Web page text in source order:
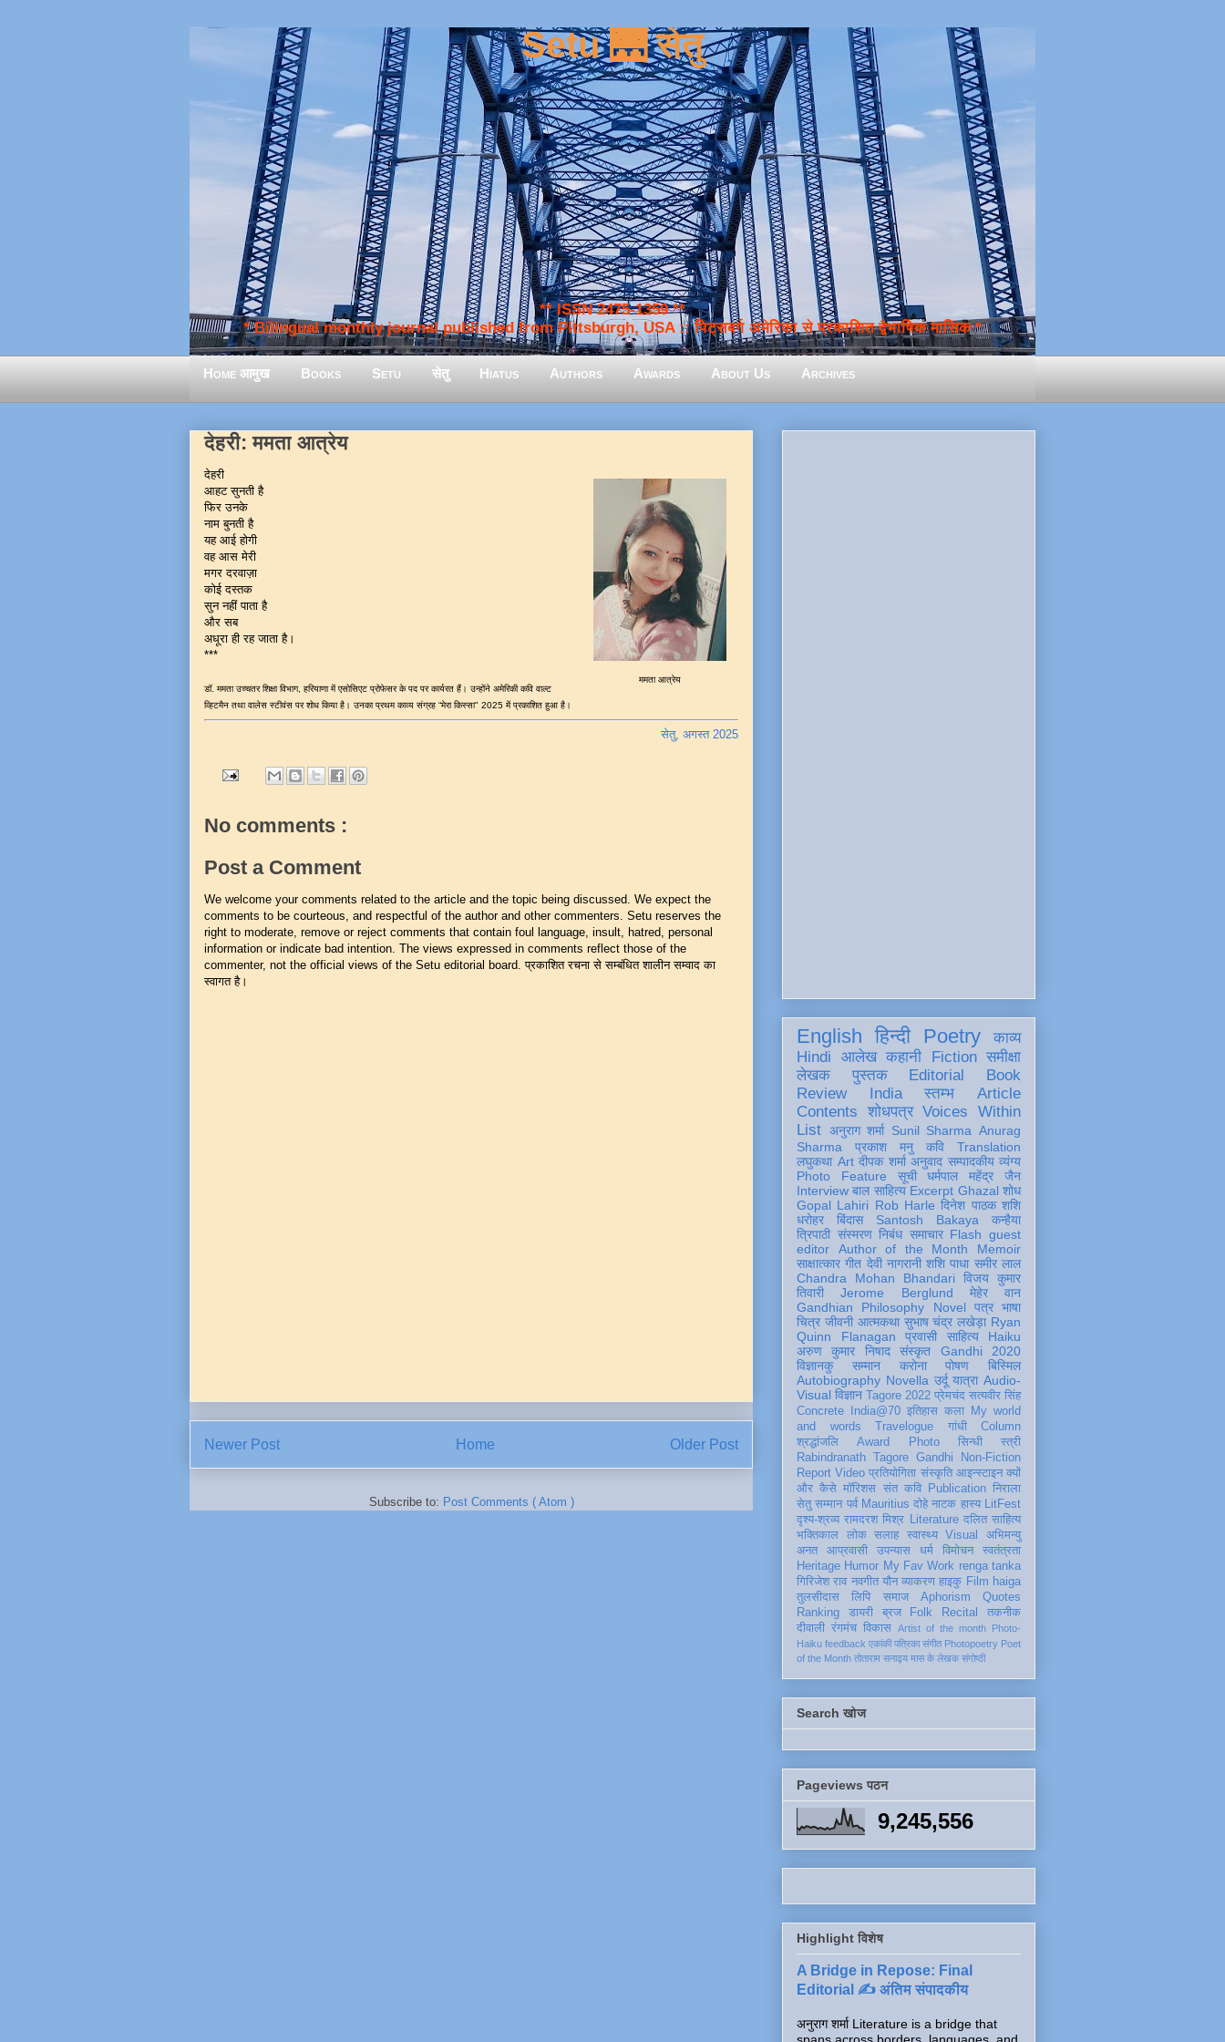
Setu 🌉 सेतु
** ISSN 2475-1359 **
* Bilingual monthly journal published from Pittsburgh, USA :: पिट्सबर्ग अमेरिका से प्रकाशित द्वैभाषिक मासिक *
Home आमुख Books Setu सेतु Hiatus Authors Awards About Us Archives
देहरी: ममता आत्रेय
ममता आत्रेय
देहरी
आहट सुनती है
फिर उनके
नाम बुनती है
यह आई होगी
वह आस मेरी
मगर दरवाज़ा
कोई दस्तक
सुन नहीं पाता है
और सब
अधूरा ही रह जाता है।
***
डॉ. ममता उच्चतर शिक्षा विभाग, हरियाणा में एसोसिएट प्रोफेसर के पद पर कार्यरत हैं। उन्होंने अमेरिकी कवि वाल्ट
व्हिटमैन तथा वालेस स्टीवंस पर शोध किया है। उनका प्रथम काव्य संग्रह “मेरा किस्सा" 2025 में प्रकाशित हुआ है।
सेतु, अगस्त 2025
No comments :
Post a Comment
We welcome your comments related to the article and the topic being discussed. We expect the
comments to be courteous, and respectful of the author and other commenters. Setu reserves the
right to moderate, remove or reject comments that contain foul language, insult, hatred, personal
information or indicate bad intention. The views expressed in comments reflect those of the
commenter, not the official views of the Setu editorial board. प्रकाशित रचना से सम्बंधित शालीन सम्वाद का
स्वागत है।
Newer Post Older Post
Home
Subscribe to: Post Comments ( Atom )
English हिन्दी Poetry
काव्य
Hindi
आलेख कहानी Fiction समीक्षा
लेखक
पुस्तक Editorial
Book
Review
India स्तम्भ
Article
Contents
शोधपत्र Voices Within
List अनुराग शर्मा Sunil Sharma Anurag
Sharma
प्रकाश मनु कवि
Translation
लघुकथा Art दीपक शर्मा अनुवाद सम्पादकीय व्यंग्य
Photo Feature
सूची
धर्मपाल महेंद्र जैन
Interview बाल साहित्य Excerpt Ghazal शोध
Gopal Lahiri Rob Harle दिनेश पाठक शशि
धरोहर
बिंदास Santosh Bakaya
कन्हैया
त्रिपाठी संस्मरण निबंध समाचार Flash guest
editor
Author of the Month
Memoir
साक्षात्कार गीत देवी नागरानी शशि पाधा समीर लाल
Chandra Mohan Bhandari विजय कुमार
तिवारी
Jerome Berglund
मेहेर वान
Gandhian Philosophy
Novel पत्र भाषा
चित्र जीवनी आत्मकथा सुभाष चंद्र लखेड़ा Ryan
Quinn Flanagan
प्रवासी साहित्य
Haiku
अरुण कुमार निषाद
संस्कृत
Gandhi 2020
विज्ञानकु
सम्मान करोना पोषण
बिस्मिल
Autobiography Novella उर्दू यात्रा Audio-
Visual विज्ञान Tagore 2022 प्रेमचंद सत्यवीर सिंह
Concrete
India@70 इतिहास कला
My world
and words
Travelogue गांधी
Column
श्रद्धांजलि
Award Photo सिन्धी
स्त्री
Rabindranath Tagore Gandhi
Non-Fiction
Report Video प्रतियोगिता संस्कृति आइन्स्टाइन क्यों
और कैसे मॉरिशस संत कवि Publication निराला
सेतु सम्मान पर्व Mauritius दोहे नाटक हास्य LitFest
दृश्य-श्रव्य रामदरश मिश्र Literature दलित साहित्य
भक्तिकाल
लोक सलाह स्वास्थ्य Visual
अभिमन्यु
अनत
आप्रवासी उपन्यास धर्म विमोचन
स्वतंत्रता
Heritage Humor My Fav Work renga tanka
गिरिजेश राव नवगीत यौन व्याकरण हाइकु Film haiga
तुलसीदास
लिपि समाज Aphorism
Quotes
Ranking
डायरी ब्रज Folk Recital
तकनीक
दीवाली रंगमंच विकास Artist of the month Photo-
Haiku feedback एकांकी पत्रिका संगीत Photopoetry Poet
of the Month तोताराम सनाढ्य मास के लेखक संगोष्ठी
Search खोज
Pageviews पठन
9,245,556
Highlight विशेष
A Bridge in Repose: Final
Editorial ✍️ अंतिम संपादकीय
अनुराग शर्मा Literature is a bridge that